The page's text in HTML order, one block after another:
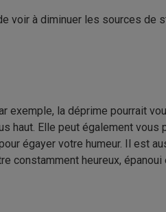
voir à diminuer les sources de
exemple, la déprime pourrait
haut. Elle peut également vous
égayer votre humeur. Il est
constamment heureux,